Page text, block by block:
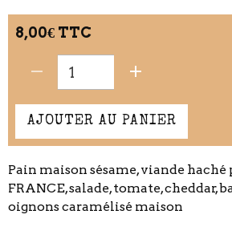
8,00€ TTC
AJOUTER AU PANIER
Pain maison sésame, viande
FRANCE, salade, tomate, cheddar,
oignons caramélisé maison